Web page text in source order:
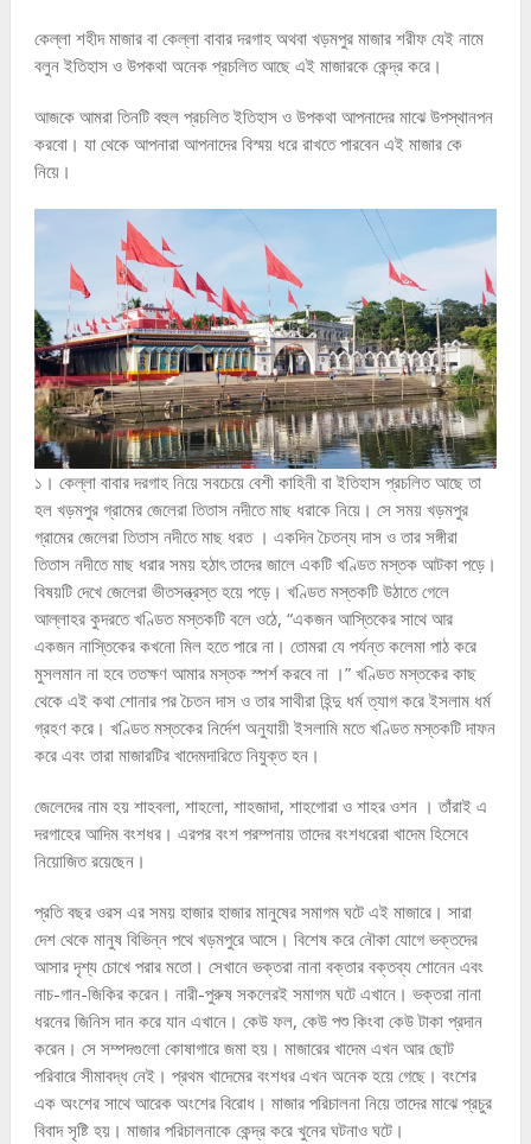
কেল্লা শহীদ মাজার বা কেল্লা বাবার দরগাহ অথবা খড়মপুর মাজার শরীফ যেই নামে
বলুন ইতিহাস ও উপকথা অনেক প্রচলিত আছে এই মাজারকে কেন্দ্র করে।
আজকে আমরা তিনটি বহুল প্রচলিত ইতিহাস ও উপকথা আপনাদের মাঝে উপস্থানপন
করবো। যা থেকে আপনারা আপনাদের বিস্ময় ধরে রাখতে পারবেন এই মাজার কে
নিয়ে।
১। কেল্লা বাবার দরগাহ নিয়ে সবচেয়ে বেশী কাহিনী বা ইতিহাস প্রচলিত আছে তা
হল খড়মপুর গ্রামের জেলেরা তিতাস নদীতে মাছ ধরাকে নিয়ে। সে সময় খড়মপুর
গ্রামের জেলেরা তিতাস নদীতে মাছ ধরত । একদিন চৈতন্য দাস ও তার সঙ্গীরা
তিতাস নদীতে মাছ ধরার সময় হঠাৎ তাদের জালে একটি খণ্ডিত মস্তক আটকা পড়ে।
বিষয়টি দেখে জেলেরা ভীতসন্ত্রস্ত হয়ে পড়ে। খণ্ডিত মস্তকটি উঠাতে গেলে
আল্লাহর কুদরতে খণ্ডিত মস্তকটি বলে ওঠে, “একজন আস্তিকের সাথে আর
একজন নাস্তিকের কখনো মিল হতে পারে না। তোমরা যে পর্যন্ত কলেমা পাঠ করে
মুসলমান না হবে ততক্ষণ আমার মস্তক স্পর্শ করবে না ।” খণ্ডিত মস্তকের কাছ
থেকে এই কথা শোনার পর চৈতন দাস ও তার সাথীরা হিন্দু ধর্ম ত্যাগ করে ইসলাম ধর্ম
গ্রহণ করে। খণ্ডিত মস্তকের নির্দেশ অনুযায়ী ইসলামি মতে খণ্ডিত মস্তকটি দাফন
করে এবং তারা মাজারটির খাদেমদারিতে নিযুক্ত হন।
জেলেদের নাম হয় শাহবলা, শাহলো, শাহজাদা, শাহগোরা ও শাহর ওশন । তাঁরাই এ
দরগাহের আদিম বংশধর। এরপর বংশ পরম্পনায় তাদের বংশধরেরা খাদেম হিসেবে
নিয়োজিত রয়েছেন।
প্রতি বছর ওরস এর সময় হাজার হাজার মানুষের সমাগম ঘটে এই মাজারে। সারা
দেশ থেকে মানুষ বিভিন্ন পথে খড়মপুরে আসে। বিশেষ করে নৌকা যোগে ভক্তদের
আসার দৃশ্য চোখে পরার মতো। সেখানে ভক্তরা নানা বক্তার বক্তব্য শোনেন এবং
নাচ-গান-জিকির করেন। নারী-পুরুষ সকলেরই সমাগম ঘটে এখানে। ভক্তরা নানা
ধরনের জিনিস দান করে যান এখানে। কেউ ফল, কেউ পশু কিংবা কেউ টাকা প্রদান
করেন। সে সম্পদগুলো কোষাগারে জমা হয়। মাজারের খাদেম এখন আর ছোট
পরিবারে সীমাবদ্ধ নেই। প্রথম খাদেমের বংশধর এখন অনেক হয়ে গেছে। বংশের
এক অংশের সাথে আরেক অংশের বিরোধ। মাজার পরিচালনা নিয়ে তাদের মাঝে প্রচুর
বিবাদ সৃষ্টি হয়। মাজার পরিচালনাকে কেন্দ্র করে খুনের ঘটনাও ঘটে।